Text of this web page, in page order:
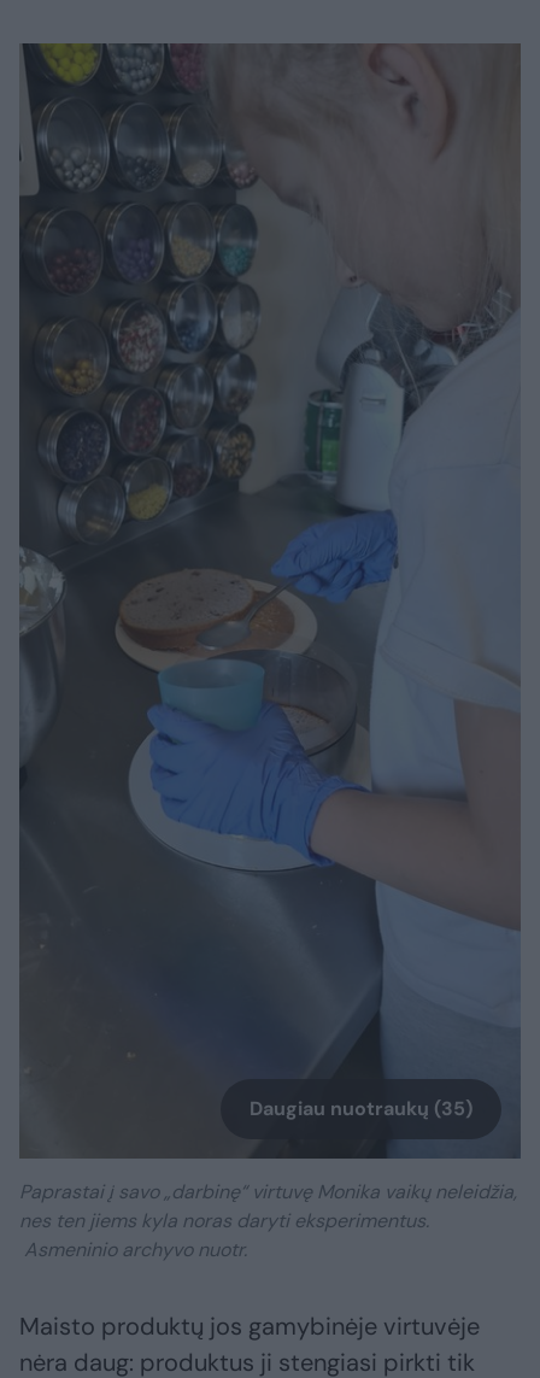
Daugiau nuotraukų (35)
Paprastai į savo „darbinę“ virtuvę Monika vaikų neleidžia,
nes ten jiems kyla noras daryti eksperimentus.
Asmeninio archyvo nuotr.
Maisto produktų jos gamybinėje virtuvėje
nėra daug: produktus ji stengiasi pirkti tik